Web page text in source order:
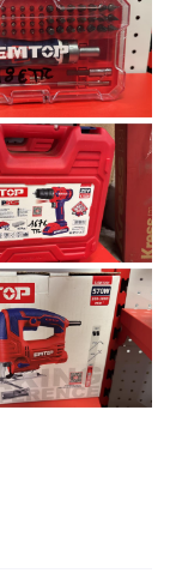
Une question